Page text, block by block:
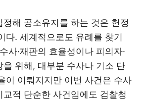
해 공소유지를 하는 것은 헌정
다. 세계적으로도 유례를 찾기
사·재판의 효율성이나 피의자·
을 위해, 대부분 수사나 기소 단
이 이뤄지지만 이번 사건은 수사
적 단순한 사건임에도 검찰청